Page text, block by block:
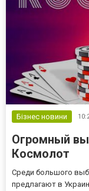
Бізнес новини
Огромный
Космолот
Среди большого
предлагают в